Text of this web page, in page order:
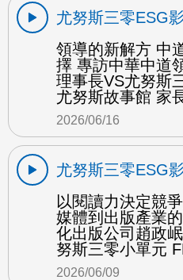
尤努斯三零ESG
領導的新解方 中
擇 專訪中華中道
理事長VS尤努斯
尤努斯故事館 家
2026/06/16
尤努斯三零ESG
以閱讀力決定競
媒體到出版產業
化出版公司趙政
努斯三零小單元
2026/06/09